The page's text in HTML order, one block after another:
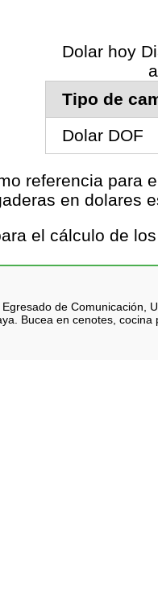
Dolar hoy
Tipo de
Dolar DOF
referencia para
en dolares
el cálculo de
de Comunicación,
Bucea en cenotes,